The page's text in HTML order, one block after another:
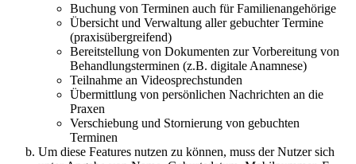
Buchung von Terminen auch für Familienangehörige
Übersicht und Verwaltung aller gebuchter Termine
(praxisübergreifend)
Bereitstellung von Dokumenten zur Vorbereitung von
Behandlungsterminen (z.B. digitale Anamnese)
Teilnahme an Videosprechstunden
Übermittlung von persönlichen Nachrichten an die
Praxen
Verschiebung und Stornierung von gebuchten
Terminen
Um diese Features nutzen zu können, muss der Nutzer sich